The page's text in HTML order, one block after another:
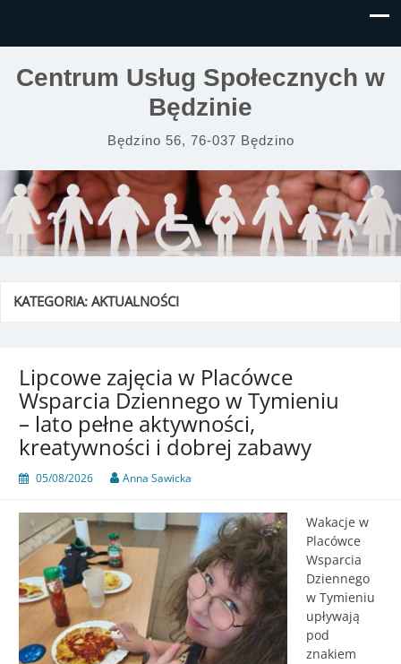
Centrum Usług Społecznych w
Będzinie
Będzino 56, 76-037 Będzino
KATEGORIA:AKTUALNOŚCI
Lipcowe zajęcia w Placówce
Wsparcia Dziennego w Tymieniu
– lato pełne aktywności,
kreatywności i dobrej zabawy
05/08/2026 Anna Sawicka
Wakacje w
Placówce
Wsparcia
Dziennego
w Tymieniu
upływają
pod
znakiem